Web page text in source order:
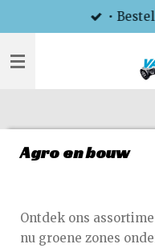
direct
naar
•
Agro en bouw
Ontdek ons
nu groene zones